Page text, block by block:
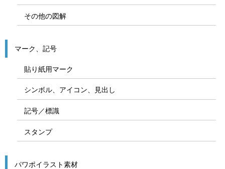
その他の図解
マーク、記号
貼り紙用マーク
シンボル、アイコン、見出し
記号／標識
スタンプ
パワポイラスト素材